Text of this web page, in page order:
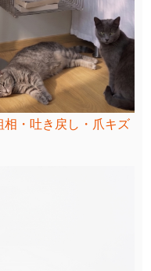
・吐き戻し・爪キズ